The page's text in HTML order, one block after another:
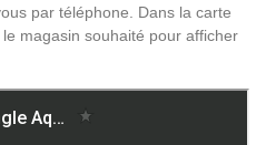
par téléphone. Dans la carte
magasin souhaité pour afficher